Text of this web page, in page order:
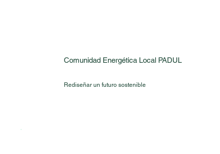
Rediseñar un futuro sostenible
Comunidad Energética Local PADUL